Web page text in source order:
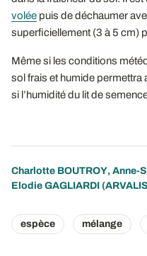
volée puis de déchaumer
superficiellement (3 à 5 cm)
Même si les conditions
sol frais et humide permettra
si l’humidité du lit de
Charlotte BOUTROY, Anne-
Elodie GAGLIARDI
espèce mélange